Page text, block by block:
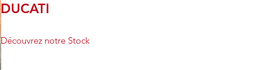
DUCATI
Découvrez notre Stock